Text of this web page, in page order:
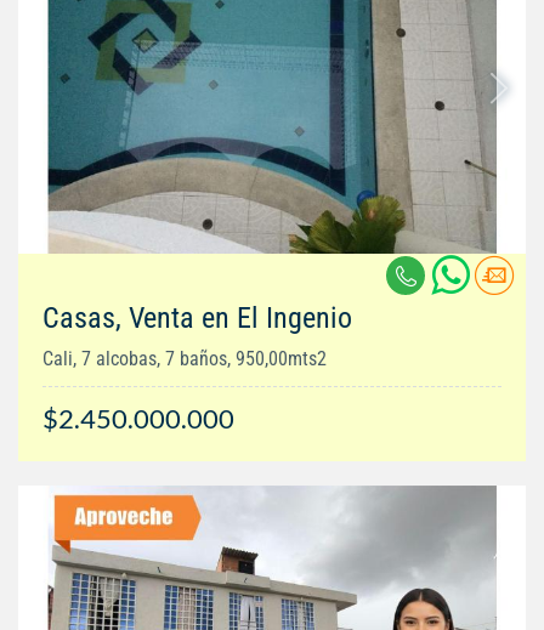
Casas, Venta en El Ingenio
Cali, 7 alcobas, 7 baños, 950,00mts2
$2.450.000.000